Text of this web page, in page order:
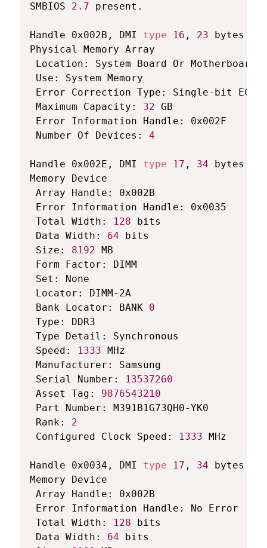
SMBIOS 2.7 present.
Handle 0x002B, DMI type 16 , 23 bytes
Physical Memory Array
Location: System Board Or Motherboard
Use: System Memory
Error Correction Type: Single-bit ECC
Maximum Capacity: 32 GB
Error Information Handle: 0x002F
Number Of Devices: 4
Handle 0x002E, DMI type 17 , 34 bytes
Memory Device
Array Handle: 0x002B
Error Information Handle: 0x0035
Total Width:
128 bits
Data Width: 64 bits
Size: 8192 MB
Form Factor: DIMM
Set: None
Locator: DIMM-2A
Bank Locator: BANK 0
Type: DDR3
Type Detail: Synchronous
Speed:
1333 MHz
Manufacturer: Samsung
Serial Number:
13537260
Asset Tag: 9876543210
Part Number: M391B1G73QH0-YK0
Rank: 2
Configured Clock Speed:
1333 MHz
Handle 0x0034, DMI type 17 , 34 bytes
Memory Device
Array Handle: 0x002B
Error Information Handle: No Error
Total Width:
128 bits
Data Width: 64 bits